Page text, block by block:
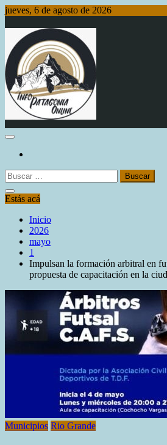
Saltar
contenido
jueves, 6 de agosto de 2026
Info Patagonia Online
Buscar:
Estás acá
Inicio
2026
mayo
1
Impulsan la formación arbitral en
propuesta de capacitación en la
Municipios Rio Grande